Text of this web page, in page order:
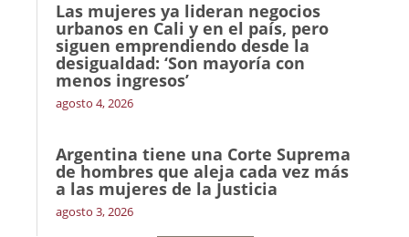
Las mujeres ya lideran negocios
urbanos en Cali y en el país, pero
siguen emprendiendo desde la
desigualdad: ‘Son mayoría con
menos ingresos’
agosto 4, 2026
Argentina tiene una Corte Suprema
de hombres que aleja cada vez más
a las mujeres de la Justicia
agosto 3, 2026